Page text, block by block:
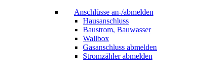
Anschlüsse an-/abmelden
Hausanschluss
Baustrom, Bauwasser
Wallbox
Gasanschluss abmelden
Stromzähler abmelden